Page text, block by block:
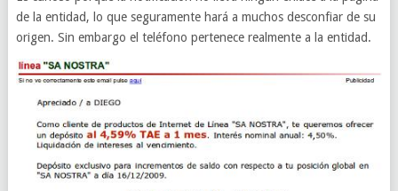
de la entidad, lo que seguramente hará a muchos desconfiar de su
origen. Sin embargo el teléfono pertenece realmente a la entidad.